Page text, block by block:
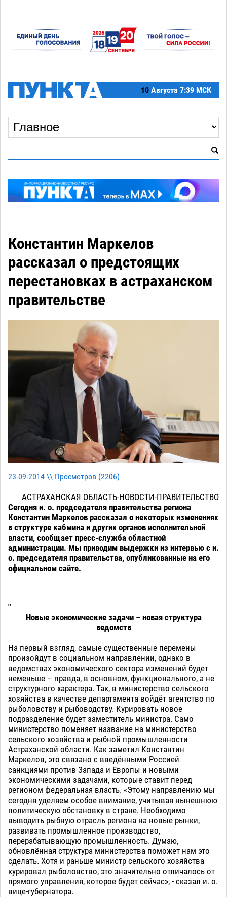
10 Августа 7:39 МСК
Константин Маркелов
рассказал о предстоящих
перестановках в астраханском
правительстве
23-09-2014 \\ Просмотров (2206)
АСТРАХАНСКАЯ ОБЛАСТЬ-НОВОСТИ-ПРАВИТЕЛЬСТВО
Сегодня и. о. председателя правительства региона
Константин Маркелов рассказал о некоторых изменениях
в структуре кабмина и других органов исполнительной
власти, сообщает пресс-служба областной
администрации. Мы приводим выдержки из интервью с и.
о. председателя правительства, опубликованные на его
официальном сайте.
"
Новые экономические задачи – новая структура
ведомств
На первый взгляд, самые существенные перемены
произойдут в социальном направлении, однако в
ведомствах экономического сектора изменений будет
неменьше – правда, в основном, функционального, а не
структурного характера. Так, в министерство сельского
хозяйства в качестве департамента войдёт агентство по
рыболовству и рыбоводству. Курировать новое
подразделение будет заместитель министра. Само
министерство поменяет название на министерство
сельского хозяйства и рыбной промышленности
Астраханской области. Как заметил Константин
Маркелов, это связано с введёнными Россией
санкциями против Запада и Европы и новыми
экономическими задачами, которые ставит перед
регионом федеральная власть. «Этому направлению мы
сегодня уделяем особое внимание, учитывая нынешнюю
политическую обстановку в стране. Необходимо
выводить рыбную отрасль региона на новые рынки,
развивать промышленное производство,
перерабатывающую промышленность. Думаю,
обновлённая структура министерства поможет нам это
сделать. Хотя и раньше министр сельского хозяйства
курировал рыболовство, это значительно отличалось от
прямого управления, которое будет сейчас», - сказал и. о.
вице-губернатора.